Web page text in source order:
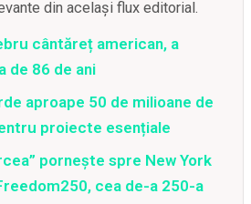
din același flux editorial.
cântăreț american, a
de 86 de ani
aproape 50 de milioane de
proiecte esențiale
pornește spre New York
cea de-a 250-a